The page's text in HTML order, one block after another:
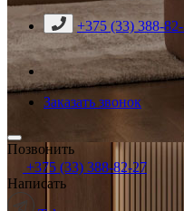
+375 (33) 388-
Заказать звонок
Позвонить
+375 (33) 388-82-27
Написать